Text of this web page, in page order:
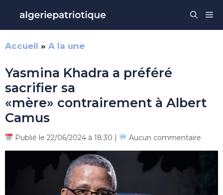
contenu
Accueil » A la une
Yasmina Khadra a préféré
sacrifier sa
«mère» contrairement à Albert
Camus
Publié le 22/06/2024 à 18:30 | Aucun commentaire